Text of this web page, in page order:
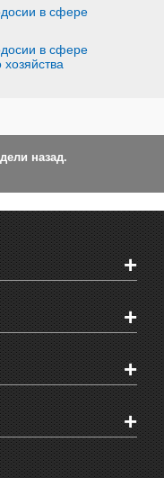
в сфере
в сфере
назад.
+
+
+
+